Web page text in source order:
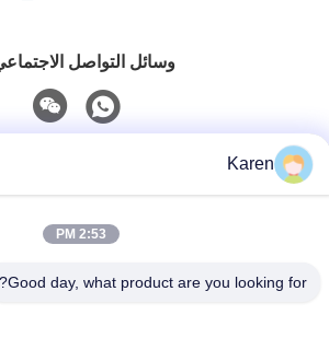
وسائل التواصل الاجتماعي
تيل
+86-18912490312
بريد إلكتروني
Karen
2:53 PM
Good day, what product are you looking for?